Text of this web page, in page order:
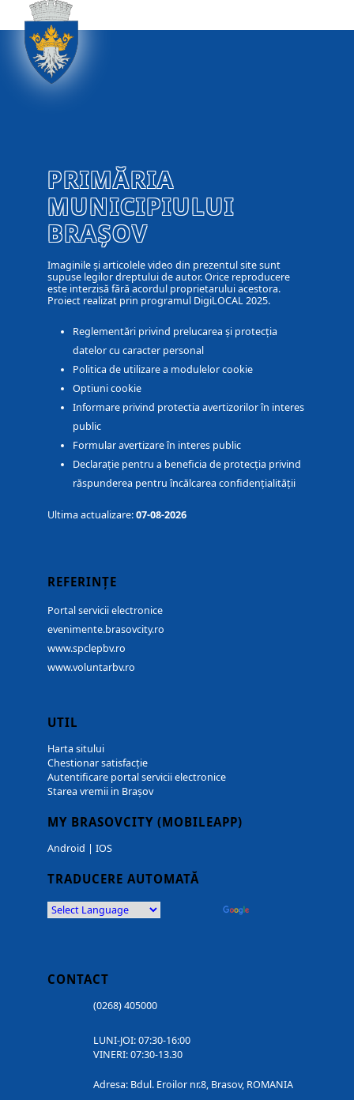
PRIMĂRIA
MUNICIPIULUI
BRAȘOV
Imaginile și articolele video din prezentul site sunt
supuse legilor dreptului de autor. Orice reproducere
este interzisă fără acordul proprietarului acestora.
Proiect realizat prin programul DigiLOCAL 2025.
Reglementări privind prelucarea și protecția
datelor cu caracter personal
Politica de utilizare a modulelor cookie
Optiuni cookie
Informare privind protectia avertizorilor în interes
public
Formular avertizare în interes public
Declarație pentru a beneficia de protecția privind
răspunderea pentru încălcarea confidențialității
Ultima actualizare:07-08-2026
REFERINȚE
Portal servicii electronice
evenimente.brasovcity.ro
www.spclepbv.ro
www.voluntarbv.ro
UTIL
Harta sitului
Chestionar satisfacție
Autentificare portal servicii electronice
Starea vremii in Brașov
MY BRASOVCITY (MOBILEAPP)
Android | IOS
TRADUCERE AUTOMATĂ
CONTACT
(0268) 405000
LUNI-JOI: 07:30-16:00
VINERI: 07:30-13.30
Adresa: Bdul. Eroilor nr.8, Brasov, ROMANIA